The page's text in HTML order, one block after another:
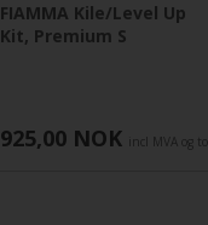
FIAMMA Kile/Level Up
Kit, Premium S
925,00 NOK incl MVA og toll